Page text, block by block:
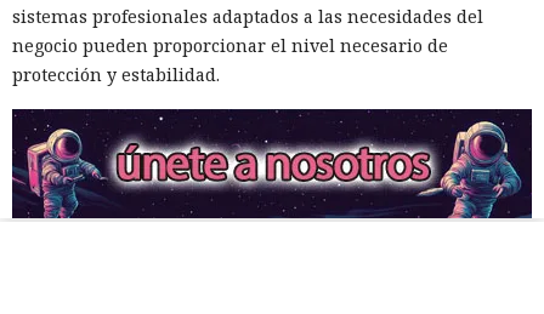
sistemas profesionales adaptados a las necesidades del
negocio pueden proporcionar el nivel necesario de
protección y estabilidad.